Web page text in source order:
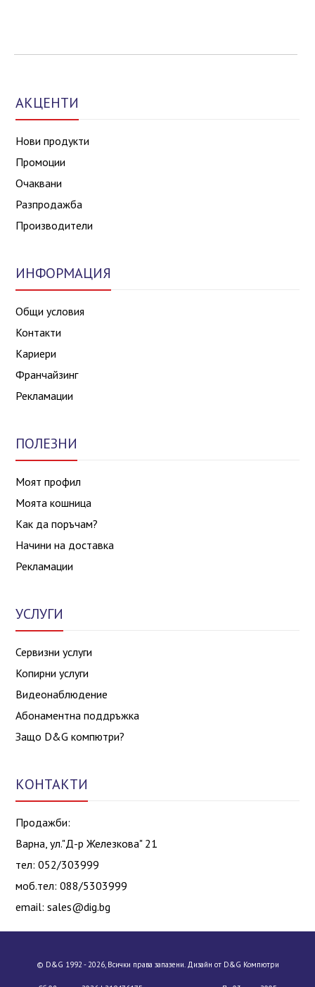
АКЦЕНТИ
Нови продукти
Промоции
Очаквани
Разпродажба
Производители
ИНФОРМАЦИЯ
Общи условия
Контакти
Кариери
Франчайзинг
Рекламации
ПОЛЕЗНИ
Моят профил
Моята кошница
Как да поръчам?
Начини на доставка
Рекламации
УСЛУГИ
Сервизни услуги
Копирни услуги
Видеонаблюдение
Абонаментна поддръжка
Защо D&G компютри?
КОНТАКТИ
Продажби:
Варна, ул."Д-р Железкова" 21
тел: 052/303999
моб.тел: 088/5303999
email:sales@dig.bg
© D&G 1992 - 2026, Всички права запазени. Дизайн от D&G Компютри